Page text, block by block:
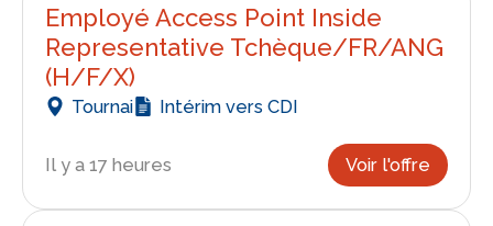
Employé Access Point Inside
Representative Tchèque/FR/ANG
(H/F/X)
Tournai Intérim vers CDI
Il y a 17 heures Voir l'offre